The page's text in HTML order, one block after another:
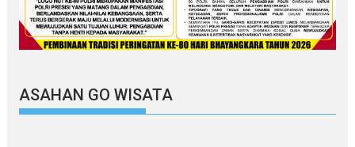
ASAHAN GO WISATA